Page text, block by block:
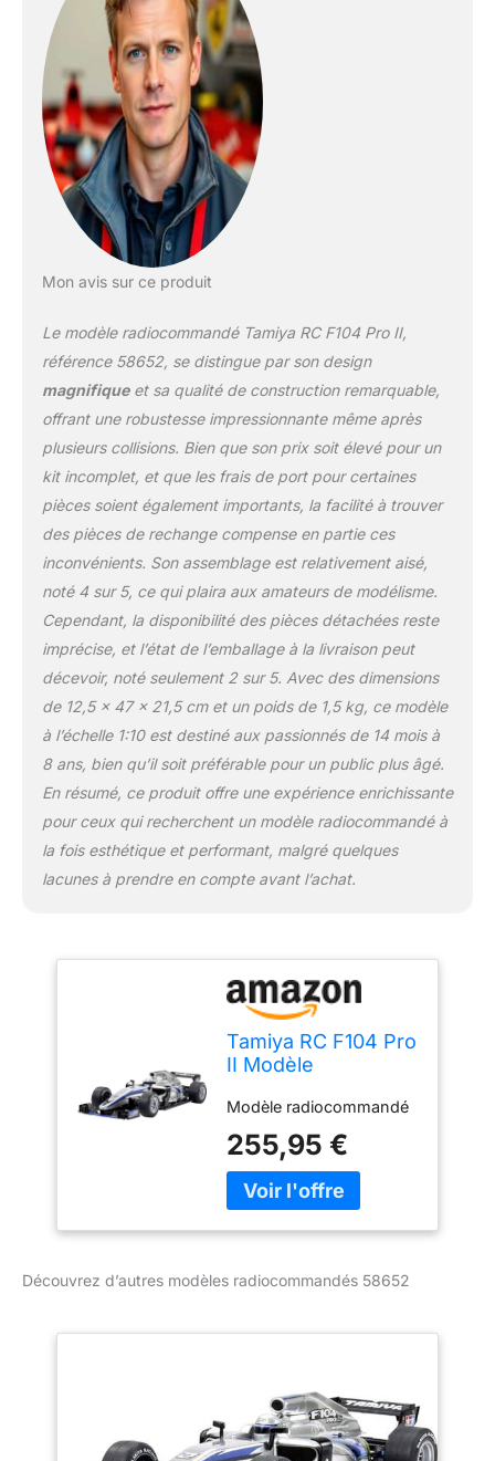
Mon avis sur ce produit
Le modèle radiocommandé Tamiya RC F104 Pro II,
référence 58652, se distingue par son design
magnifiqueet sa qualité de construction remarquable,
offrant une robustesse impressionnante même après
plusieurs collisions. Bien que son prix soit élevé pour un
kit incomplet, et que les frais de port pour certaines
pièces soient également importants, la facilité à trouver
des pièces de rechange compense en partie ces
inconvénients. Son assemblage est relativement aisé,
noté 4 sur 5, ce qui plaira aux amateurs de modélisme.
Cependant, la disponibilité des pièces détachées reste
imprécise, et l’état de l’emballage à la livraison peut
décevoir, noté seulement 2 sur 5. Avec des dimensions
de 12,5 x 47 x 21,5 cm et un poids de 1,5 kg, ce modèle
à l’échelle 1:10 est destiné aux passionnés de 14 mois à
8 ans, bien qu’il soit préférable pour un public plus âgé.
En résumé, ce produit offre une expérience enrichissante
pour ceux qui recherchent un modèle radiocommandé à
la fois esthétique et performant, malgré quelques
lacunes à prendre en compte avant l’achat.
Tamiya RC F104 Pro
II Modèle
58652
Modèle radiocommandé
255,95 €
Découvrez d’autres modèles radiocommandés 58652